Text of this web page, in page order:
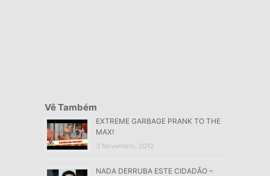
Vê Também
EXTREME GARBAGE PRANK TO THE
MAX!
3 Novembro, 2012
NADA DERRUBA ESTE CIDADÃO –